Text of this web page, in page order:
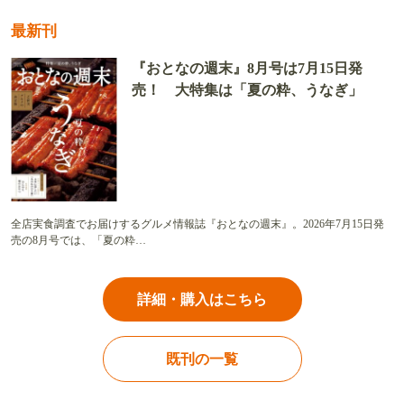
最新刊
『おとなの週末』8月号は7月15日発
売！ 大特集は「夏の粋、うなぎ」
全店実食調査でお届けするグルメ情報誌『おとなの週末』。2026年7月15日発
売の8月号では、「夏の粋…
詳細・購入はこちら
既刊の一覧